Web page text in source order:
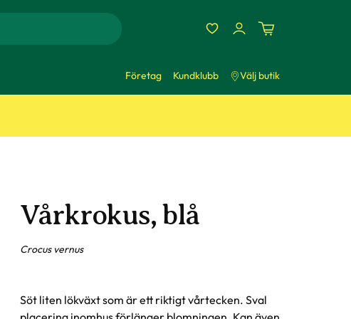
Företag Kundklubb Välj butik
Vårkrokus, blå
Crocus vernus
Söt liten lökväxt som är ett riktigt vårtecken. Sval